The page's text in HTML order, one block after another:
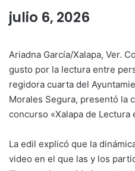
julio 6, 2026
Ariadna García/Xalapa, Ver.
gusto por la lectura entre
regidora cuarta del
Morales Segura, presentó la
concurso «Xalapa de Lectura
La edil explicó que la
video en el que las y los